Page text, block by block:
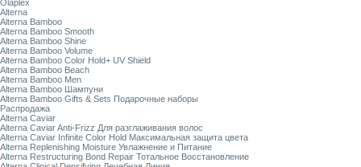
Olaplex
Alterna
Alterna Bamboo
Alterna Bamboo Smooth
Alterna Bamboo Shine
Alterna Bamboo Volume
Alterna Bamboo Color Hold+ UV Shield
Alterna Bamboo Beach
Alterna Bamboo Men
Alterna Bamboo Шампуни
Alterna Bamboo Gifts & Sets Подарочные наборы
Распродажа
Alterna Caviar
Alterna Caviar Anti-Frizz Для разглаживания волос
Alterna Caviar Infinite Color Hold Максимальная защита цвета
Alterna Replenishing Moisture Увлажнение и Питание
Alterna Restructuring Bond Repair Тотальное Восстановление